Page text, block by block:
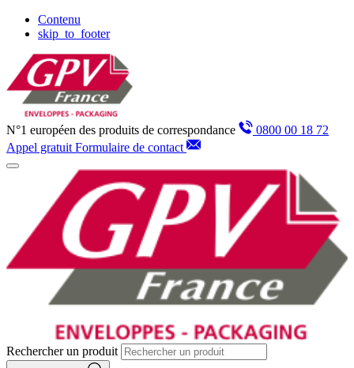
Contenu
skip_to_footer
N°1 européen des produits de correspondance
0800 00 18 72
Appel gratuit Formulaire de contact
Rechercher un produit